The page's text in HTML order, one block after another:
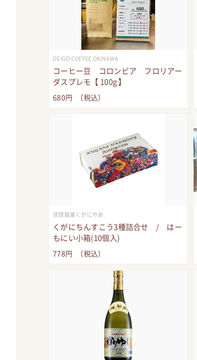
DEIGO COFFEE OKINAWA
コーヒー豆 コロンビア フロリアー
ダスプレモ【 100g 】
680円 （税込）
琉球銘菓くがにやあ
くがにちんすこう3種詰合せ / はー
もにい小箱(10個入)
778円 （税込）